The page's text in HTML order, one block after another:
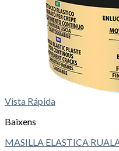
Vista Rápida
Baixens
MASILLA ELASTICA